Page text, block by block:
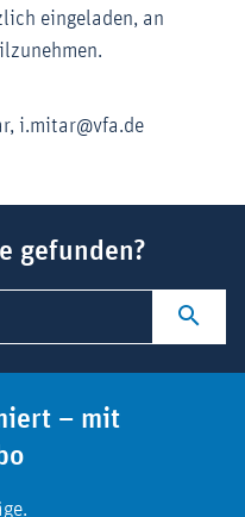
eingeladen, an
i.mitar@vfa.de
gefunden?
– mit